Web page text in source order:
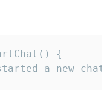
{
a new